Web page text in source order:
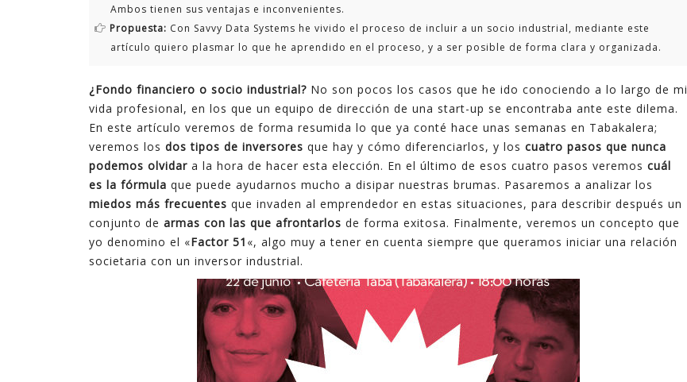
Ambos tienen sus ventajas e inconvenientes.
Propuesta: Con Savvy Data Systems he vivido el proceso de incluir a un socio industrial, mediante este
artículo quiero plasmar lo que he aprendido en el proceso, y a ser posible de forma clara y organizada.
¿Fondo financiero o socio industrial? No son pocos los casos que he ido conociendo a lo largo de mi
vida profesional, en los que un equipo de dirección de una start-up se encontraba ante este dilema.
En este artículo veremos de forma resumida lo que ya conté hace unas semanas en Tabakalera;
veremos los dos tipos de inversores que hay y cómo diferenciarlos, y los cuatro pasos que nunca
podemos olvidar a la hora de hacer esta elección. En el último de esos cuatro pasos veremos cuál
es la fórmula que puede ayudarnos mucho a disipar nuestras brumas. Pasaremos a analizar los
miedos más frecuentes que invaden al emprendedor en estas situaciones, para describir después un
conjunto de armas con las que afrontarlos de forma exitosa. Finalmente, veremos un concepto que
yo denomino el «Factor 51 «, algo muy a tener en cuenta siempre que queramos iniciar una relación
societaria con un inversor industrial.